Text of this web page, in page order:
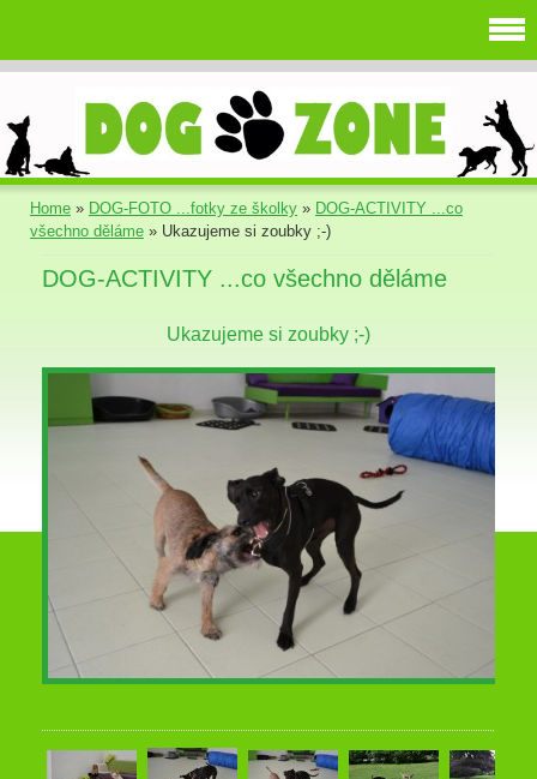
Home » DOG-FOTO ...fotky ze školky » DOG-ACTIVITY ...co
všechno děláme » Ukazujeme si zoubky ;-)
DOG-ACTIVITY ...co všechno děláme
Ukazujeme si zoubky ;-)